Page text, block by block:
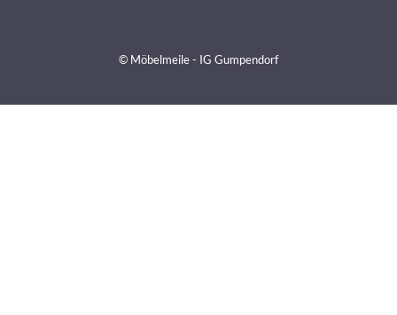
© Möbelmeile - IG Gumpendorf